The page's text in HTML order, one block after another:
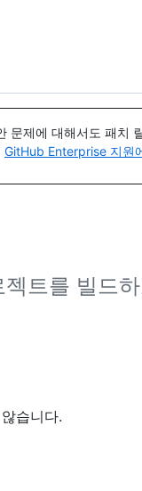
문제에 대해서도 패치
GitHub Enterprise 지원
트를 빌드
습니다.